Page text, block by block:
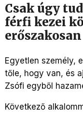
Csak úgy
férfi kezei
Egyetlen személy,
tőle, hogy van, és
Zsófi egyből
Következő